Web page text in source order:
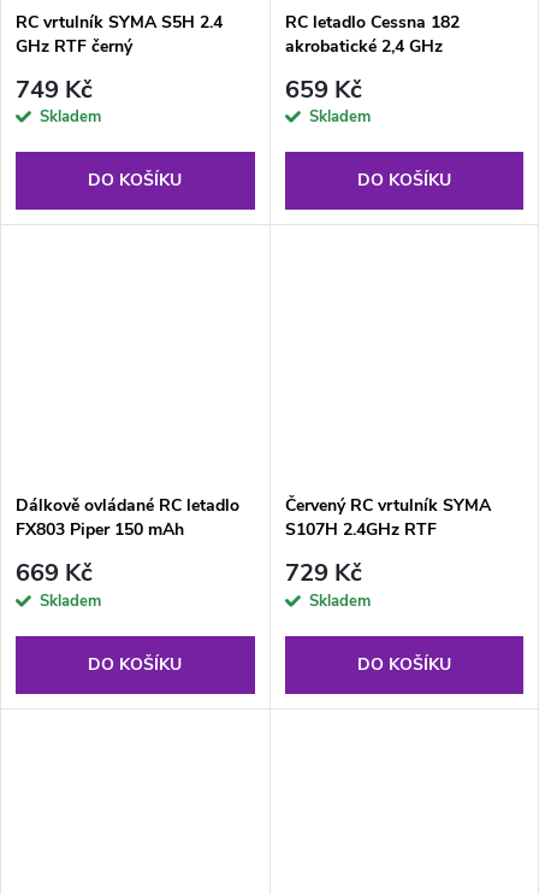
RC vrtulník SYMA S5H 2.4
GHz RTF černý
749 Kč
Skladem
DO KOŠÍKU
RC letadlo Cessna 182
akrobatické 2,4 GHz
659 Kč
Skladem
DO KOŠÍKU
Dálkově ovládané RC letadlo
FX803 Piper 150 mAh
669 Kč
Skladem
DO KOŠÍKU
Červený RC vrtulník SYMA
S107H 2.4GHz RTF
729 Kč
Skladem
DO KOŠÍKU